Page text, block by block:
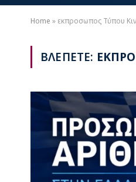
Home » εκπροσωπος Τύπου
ΒΛΕΠΕΤΕ: